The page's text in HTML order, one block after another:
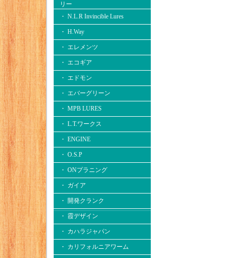
リー
・ N.L.R Invincible Lures
・ H.Way
・ エレメンツ
・ エコギア
・ エドモン
・ エバーグリーン
・ MPB LURES
・ L.T.ワークス
・ ENGINE
・ O.S.P
・ ONプラニング
・ ガイア
・ 開発クランク
・ 霞デザイン
・ カハラジャパン
・ カリフォルニアワーム